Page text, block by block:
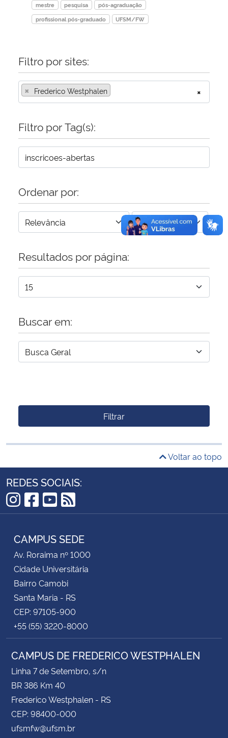
Controladoria-Geral da União
Secretaria-Geral
Secretaria de Governo
Gabinete de Segurança Institucional
Advocacia-Geral da União
Planalto
mestre
pesquisa
pós-agraduação
profissional pós-graduado
UFSM/FW
Filtro por sites:
×
× Frederico Westphalen
Filtro por Tag(s):
Ordenar por:
Resultados por página:
Buscar em:
Filtrar
Voltar ao topo
REDES SOCIAIS:
Instagram
Facebook
YouTube
RSS
CAMPUS SEDE
Av. Roraima nº 1000
Cidade Universitária
Bairro Camobi
Santa Maria - RS
CEP: 97105-900
+55 (55) 3220-8000
CAMPUS DE FREDERICO WESTPHALEN
Linha 7 de Setembro, s/n
BR 386 Km 40
Frederico Westphalen - RS
CEP: 98400-000
ufsmfw@ufsm.br